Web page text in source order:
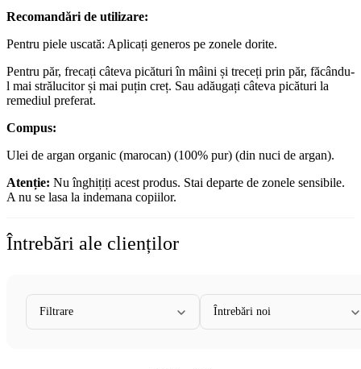
Recomandări de utilizare:
Pentru piele uscată: Aplicați generos pe zonele dorite.
Pentru păr, frecați câteva picături în mâini și treceți prin păr, făcându-
l mai strălucitor și mai puțin creț. Sau adăugați câteva picături la
remediul preferat.
Compus:
Ulei de argan organic (marocan) (100% pur) (din nuci de argan).
Atenție: Nu înghițiți acest produs. Stai departe de zonele sensibile.
A nu se lasa la indemana copiilor.
Întrebări ale clienților
Filtrare Întrebări noi